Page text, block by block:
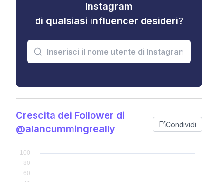
Instagram
di qualsiasi influencer desideri?
Crescita dei Follower di
@alancummingreally
Condividi